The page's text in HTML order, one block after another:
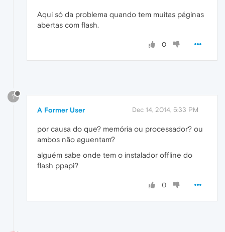
Aqui só da problema quando tem muitas páginas
abertas com flash.
0
?
A Former User Dec 14, 2014, 5:33 PM
por causa do que? memória ou processador? ou
ambos não aguentam?
alguém sabe onde tem o instalador offline do
flash ppapi?
0